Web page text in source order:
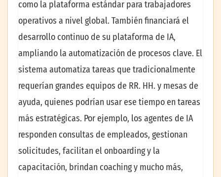
como la plataforma estándar para trabajadores
operativos a nivel global. También financiará el
desarrollo continuo de su plataforma de IA,
ampliando la automatización de procesos clave. El
sistema automatiza tareas que tradicionalmente
requerían grandes equipos de RR. HH. y mesas de
ayuda, quienes podrían usar ese tiempo en tareas
más estratégicas. Por ejemplo, los agentes de IA
responden consultas de empleados, gestionan
solicitudes, facilitan el onboarding y la
capacitación, brindan coaching y mucho más,